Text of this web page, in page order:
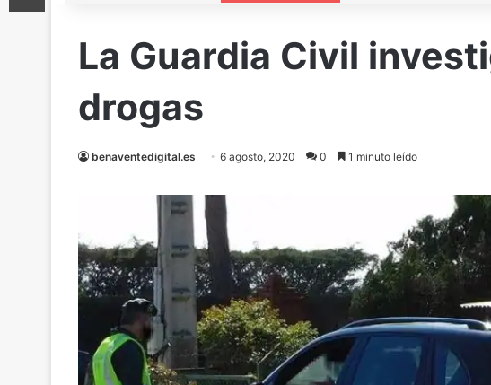
La Guardia Civil
drogas
benaventedigital.es 6 agosto, 2020 0 1 minuto leído